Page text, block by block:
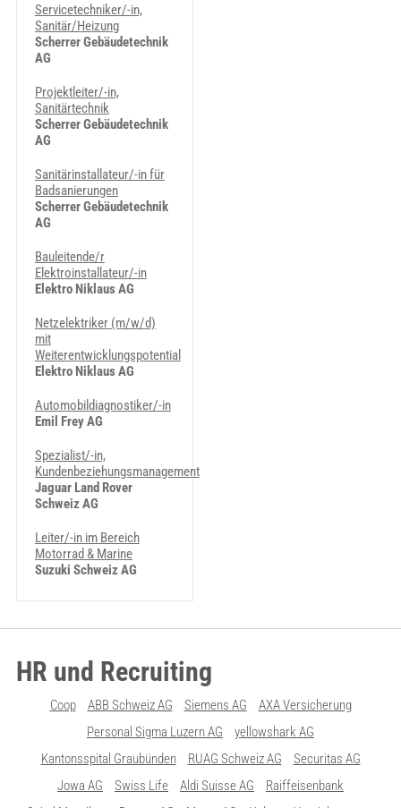
Servicetechniker/-in,
Sanitär/Heizung
Scherrer Gebäudetechnik
AG
Projektleiter/-in,
Sanitärtechnik
Scherrer Gebäudetechnik
AG
Sanitärinstallateur/-in für
Badsanierungen
Scherrer Gebäudetechnik
AG
Bauleitende/r
Elektroinstallateur/-in
Elektro Niklaus AG
Netzelektriker (m/w/d)
mit
Weiterentwicklungspotential
Elektro Niklaus AG
Automobildiagnostiker/-in
Emil Frey AG
Spezialist/-in,
Kundenbeziehungsmanagement
Jaguar Land Rover
Schweiz AG
Leiter/-in im Bereich
Motorrad & Marine
Suzuki Schweiz AG
HR und Recruiting
Coop ABB Schweiz AG Siemens AG
AXA Versicherung
Personal Sigma Luzern AG
yellowshark AG
Kantonsspital Graubünden
RUAG Schweiz AG
Securitas AG
Jowa AG
Swiss Life Aldi Suisse AG
Raiffeisenbank